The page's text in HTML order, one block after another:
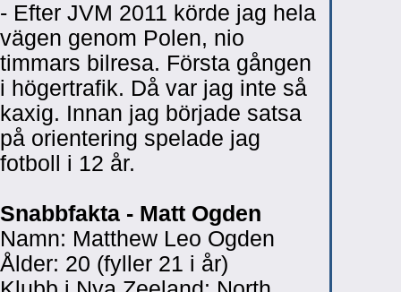
- Efter JVM 2011 körde jag hela
vägen genom Polen, nio
timmars bilresa. Första gången
i högertrafik. Då var jag inte så
kaxig. Innan jag började satsa
på orientering spelade jag
fotboll i 12 år.
Snabbfakta - Matt Ogden
Namn: Matthew Leo Ogden
Ålder: 20 (fyller 21 i år)